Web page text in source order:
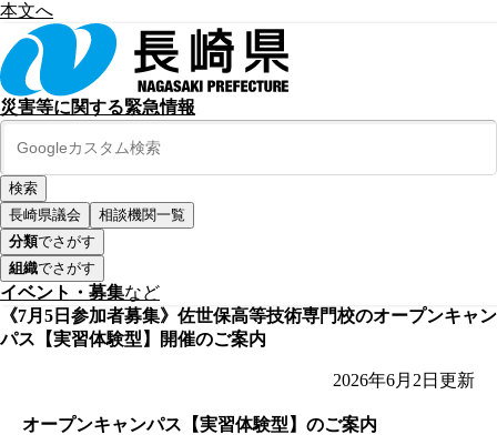
本文へ
災害等に関する緊急情報
長崎県議会
相談機関一覧
分類でさがす
組織でさがす
イベント・募集など
《7月5日参加者募集》佐世保高等技術専門校のオープンキャン
パス【実習体験型】開催のご案内
2026年6月2日 更新
オープンキャンパス【実習体験型】のご案内